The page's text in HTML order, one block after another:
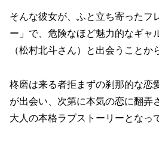
そんな彼女が、ふと立ち寄ったフ
ー」で、危険なほど魅力的なギャ
（松村北斗さん）と出会うことか
柊磨は来る者拒まずの刹那的な恋
が出会い、次第に本気の恋に翻弄
大人の本格ラブストーリーとなっ